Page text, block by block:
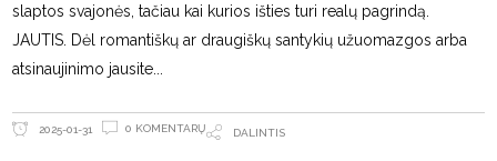
slaptos svajonės, tačiau kai kurios išties turi realų pagrindą.
JAUTIS. Dėl romantiškų ar draugiškų santykių užuomazgos arba
atsinaujinimo jausite
2025-01-31 0 KOMENTARŲ DALINTIS